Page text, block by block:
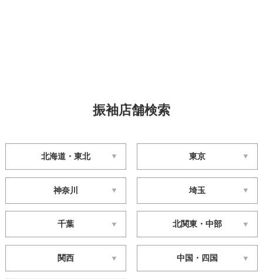
振袖店舗検索
北海道・東北 東京
神奈川 埼玉
千葉 北関東・中部
関西 中国・四国